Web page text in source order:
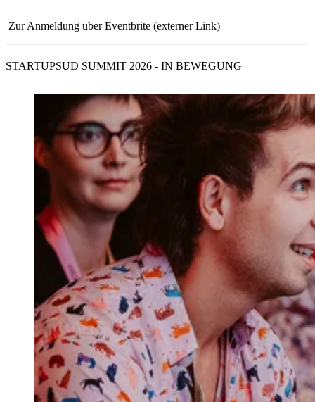
Zur Anmeldung über Eventbrite (externer Link)
STARTUPSÜD SUMMIT 2026 - IN BEWEGUNG